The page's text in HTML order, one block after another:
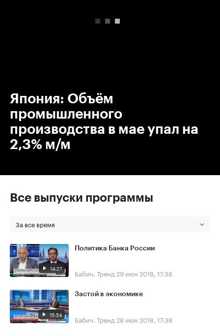
Япония: Объём
промышленного
производства в мае упал на
2,3% м/м
Все выпуски программы
За все время
14:27
Политика Банка России
Бабич. Тренд 29 июн 2018, 17:38
15:54
Застой в экономике
Бабич. Тренд 28 июн 2018, 17:38